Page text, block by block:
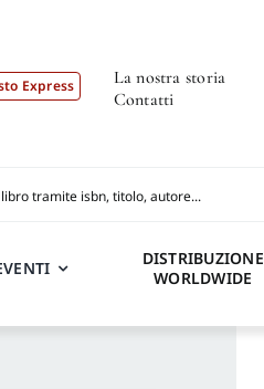
Express
La nostra storia
Contatti
DISTRIBUZIONE
WORLDWIDE